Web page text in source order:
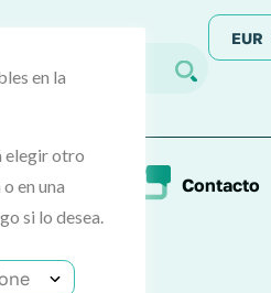
en la
elegir otro
en una
si lo desea.
EUR
Contacto